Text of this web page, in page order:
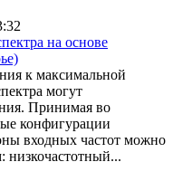
на основе
к максимальной
могут
Принимая во
конфигурации
входных частот можно
низкочастотный...